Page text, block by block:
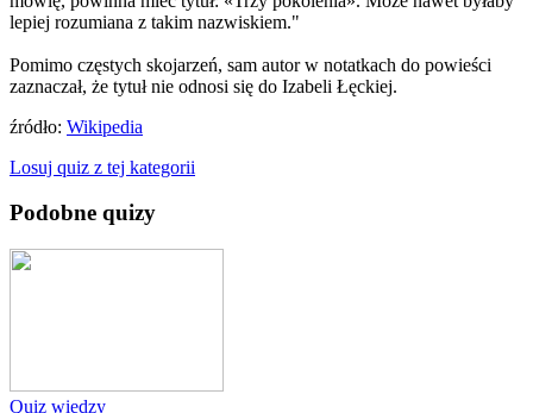
lepiej rozumiana z takim nazwiskiem."
Pomimo częstych skojarzeń, sam autor w notatkach do powieści
zaznaczał, że tytuł nie odnosi się do Izabeli Łęckiej.
źródło: Wikipedia
Losuj quiz z tej kategorii
Podobne quizy
Quiz wiedzy